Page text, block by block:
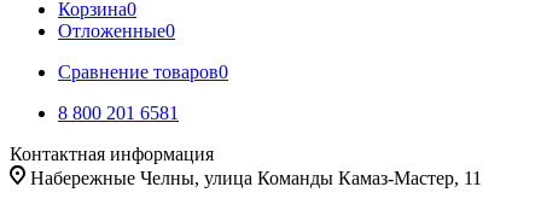
Корзина0
Отложенные0
Сравнение товаров0
8 800 201 6581
Контактная информация
Набережные Челны, улица Команды Камаз-Мастер, 11